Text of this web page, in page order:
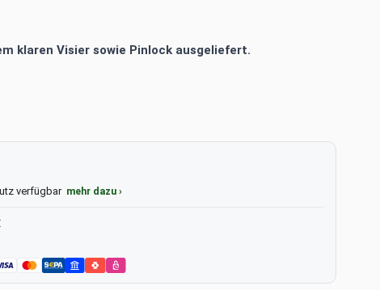
klaren Visier sowie Pinlock ausgeliefert.
verfügbar mehr dazu ›